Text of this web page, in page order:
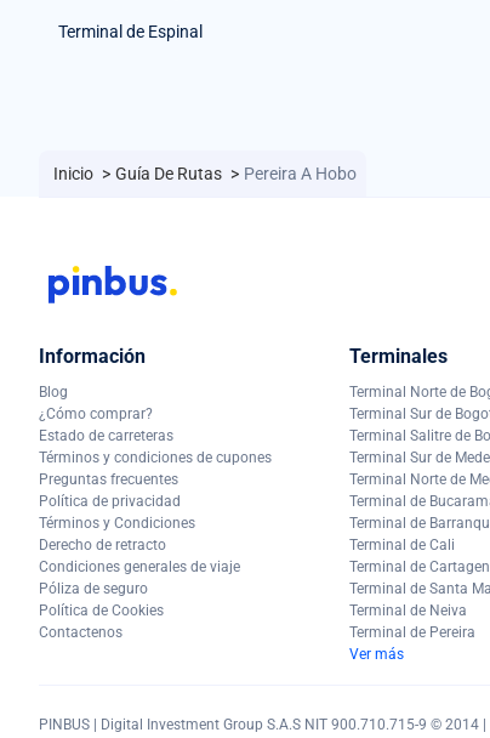
Terminal de Espinal
Inicio > Guía De Rutas > Pereira A Hobo
Información
Blog
¿Cómo comprar?
Estado de carreteras
Términos y condiciones de cupones
Preguntas frecuentes
Política de privacidad
Términos y Condiciones
Derecho de retracto
Condiciones generales de viaje
Póliza de seguro
Política de Cookies
Contactenos
Terminales
Terminal Norte de
Terminal Sur de
Terminal Salitre de
Terminal Sur de
Terminal Norte de
Terminal de
Terminal de
Terminal de Cali
Terminal de
Terminal de Santa
Terminal de Neiva
Terminal de Pereira
Ver más
PINBUS | Digital Investment Group S.A.S NIT 900.710.715-9 © 2014